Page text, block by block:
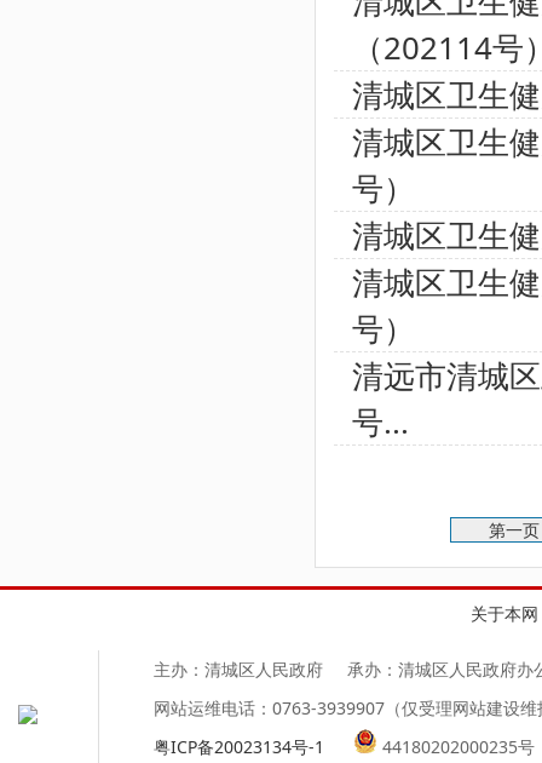
（202114号
清城区卫生
清城区卫生
号）
清城区卫生
清城区卫生
号）
清远市清城
号...
第一
关于本网
主办：清城区人民政府
承办：清城区人民政府办
网站运维电话：0763-3939907（仅受理网站建设
粤ICP备20023134号-1
44180202000235号